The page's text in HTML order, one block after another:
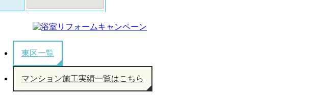
東区一覧
マンション施工実績一覧はこちら